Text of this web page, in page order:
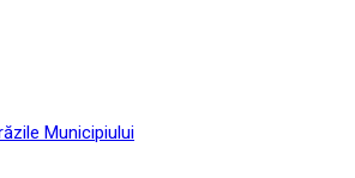
Municipiului